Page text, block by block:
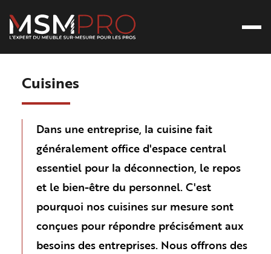
Cuisines
Dans une entreprise, la cuisine fait
généralement office d'espace central
essentiel pour la déconnection, le repos
et le bien-être du personnel. C'est
pourquoi nos cuisines sur mesure sont
conçues pour répondre précisément aux
besoins des entreprises. Nous offrons des